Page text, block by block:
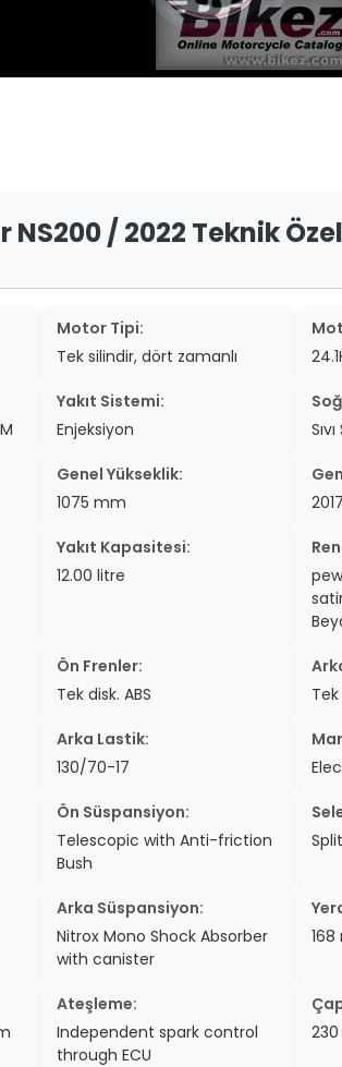
NS200 / 2022 Teknik
Motor Tipi:
Tek silindir, dört zamanlı
Yakıt Sistemi:
Enjeksiyon
Genel Yükseklik:
1075 mm
Yakıt Kapasitesi:
12.00 litre
Ön Frenler:
Tek disk. ABS
Arka Lastik:
130/70-17
Ön Süspansiyon:
Telescopic with Anti-friction
Bush
Arka Süspansiyon:
Nitrox Mono Shock Absorber
with canister
Ateşleme:
Independent spark control
through ECU